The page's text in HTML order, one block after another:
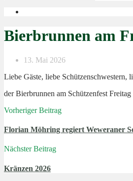
Bierbrunnen am
13. Mai 2026
Liebe Gäste, liebe Schützenschwestern,
der Bierbrunnen am Schützenfest
Vorheriger Beitrag
Florian Möhring regiert Weweraner
Nächster Beitrag
Kränzen 2026